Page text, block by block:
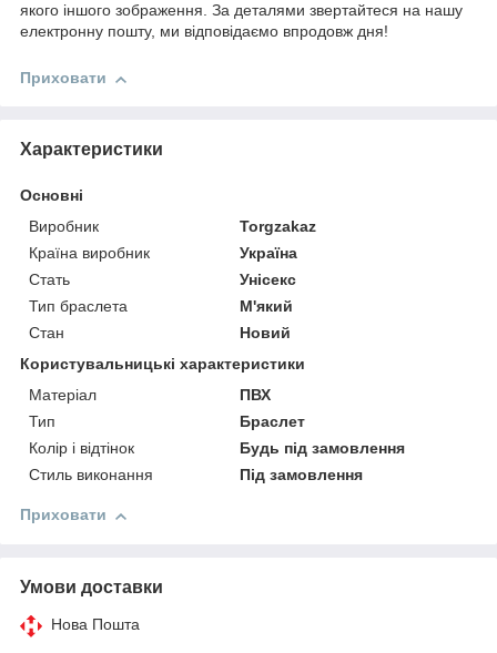
якого іншого зображення. За деталями звертайтеся на нашу
електронну пошту, ми відповідаємо впродовж дня!
Приховати
Характеристики
Основні
Виробник
Torgzakaz
Країна виробник
Україна
Стать
Унісекс
Тип браслета
М'який
Стан
Новий
Користувальницькі характеристики
Матеріал
ПВХ
Тип
Браслет
Колір і відтінок
Будь під замовлення
Стиль виконання
Під замовлення
Приховати
Умови доставки
Нова Пошта